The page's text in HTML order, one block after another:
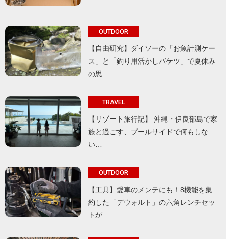
OUTDOOR
【自由研究】ダイソーの「お魚計測ケー
ス」と「釣り用活かしバケツ」で夏休み
の思…
TRAVEL
【リゾート旅行記】 沖縄・伊良部島で家
族と過ごす、プールサイドで何もしな
い…
OUTDOOR
【工具】愛車のメンテにも！8機能を集
約した「デウォルト」の六角レンチセッ
トが…